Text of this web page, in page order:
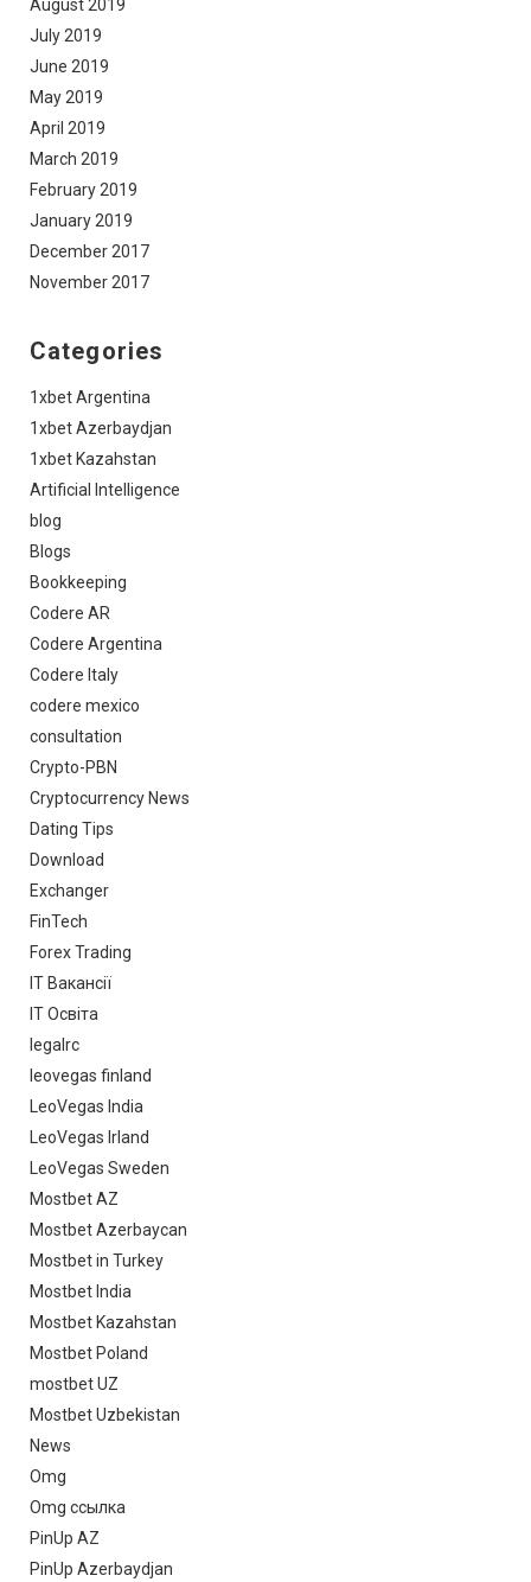
August 2019
July 2019
June 2019
May 2019
April 2019
March 2019
February 2019
January 2019
December 2017
November 2017
Categories
1xbet Argentina
1xbet Azerbaydjan
1xbet Kazahstan
Artificial Intelligence
blog
Blogs
Bookkeeping
Codere AR
Codere Argentina
Codere Italy
codere mexico
consultation
Crypto-PBN
Cryptocurrency News
Dating Tips
Download
Exchanger
FinTech
Forex Trading
IT Вакансії
IT Освіта
legalrc
leovegas finland
LeoVegas India
LeoVegas Irland
LeoVegas Sweden
Mostbet AZ
Mostbet Azerbaycan
Mostbet in Turkey
Mostbet India
Mostbet Kazahstan
Mostbet Poland
mostbet UZ
Mostbet Uzbekistan
News
Omg
Omg ссылка
PinUp AZ
PinUp Azerbaydjan